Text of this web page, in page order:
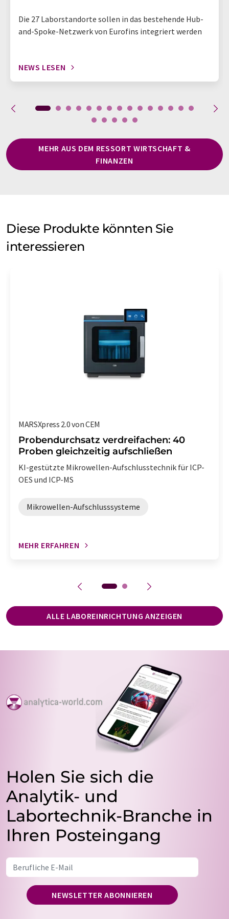
Die 27 Laborstandorte sollen in das bestehende Hub-
and-Spoke-Netzwerk von Eurofins integriert werden
NEWS LESEN
MEHR AUS DEM RESSORT WIRTSCHAFT &
FINANZEN
Diese Produkte könnten Sie
interessieren
MARSXpress 2.0 von CEM
Probendurchsatz verdreifachen: 40
Proben gleichzeitig aufschließen
KI-gestützte Mikrowellen-Aufschlusstechnik für ICP-
OES und ICP-MS
Mikrowellen-Aufschlusssysteme
MEHR ERFAHREN
ALLE LABOREINRICHTUNG ANZEIGEN
Holen Sie sich die
Analytik- und
Labortechnik-Branche in
Ihren Posteingang
NEWSLETTER ABONNIEREN